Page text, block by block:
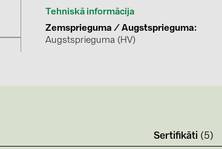
LONGi Solar (5)
NOVOTEGRA (315)
Tehniskā informācija
Zemsprieguma / Augstsprieguma
Augstsprieguma (HV)
Sertifikāti (5)